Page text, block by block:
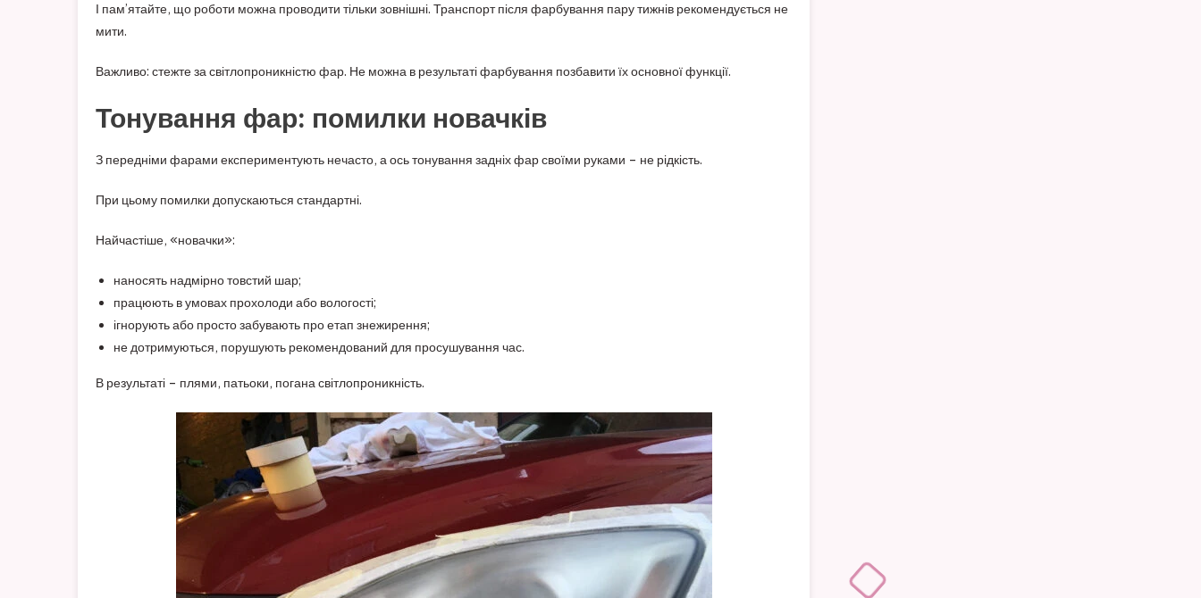
І пам’ятайте, що роботи можна проводити тільки зовнішні. Транспорт після фарбування пару тижнів рекомендується не
мити.
Важливо: стежте за світлопроникністю фар. Не можна в результаті фарбування позбавити їх основної функції.
Тонування фар: помилки новачків
З передніми фарами експериментують нечасто, а ось тонування задніх фар своїми руками – не рідкість.
При цьому помилки допускаються стандартні.
Найчастіше, «новачки»:
наносять надмірно товстий шар;
працюють в умовах прохолоди або вологості;
ігнорують або просто забувають про етап знежирення;
не дотримуються, порушують рекомендований для просушування час.
В результаті – плями, патьоки, погана світлопроникність.